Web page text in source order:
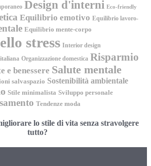
Design d'interni Eco-friendly
Equilibrio emotivo Equilibrio lavoro-
Equilibrio mente-corpo
stress Interior design
Organizzazione domestica Risparmio
e benessere Salute mentale
salvaspazio Sostenibilità ambientale
Stile minimalista Sviluppo personale
Tendenze moda
lo stile di vita senza stravolgere
tutto?